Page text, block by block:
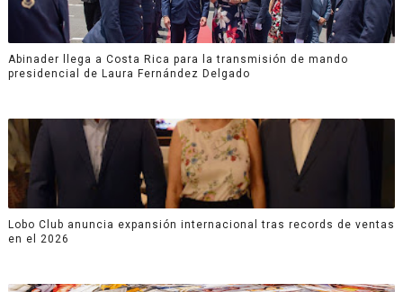
Abinader llega a Costa Rica para la transmisión de mando
presidencial de Laura Fernández Delgado
Lobo Club anuncia expansión internacional tras records de ventas
en el 2026